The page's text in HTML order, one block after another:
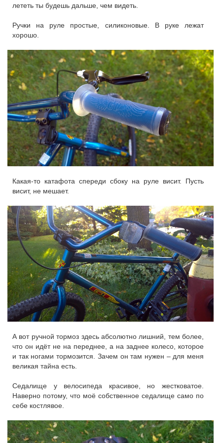
лететь ты будешь дальше, чем видеть.
Ручки на руле простые, силиконовые. В руке лежат
хорошо.
Какая-то катафота спереди сбоку на руле висит. Пусть
висит, не мешает.
А вот ручной тормоз здесь абсолютно лишний, тем более,
что он идёт не на переднее, а на заднее колесо, которое
и так ногами тормозится. Зачем он там нужен – для меня
великая тайна есть.
Седалище у велосипеда красивое, но жестковатое.
Наверно потому, что моё собственное седалище само по
себе костлявое.